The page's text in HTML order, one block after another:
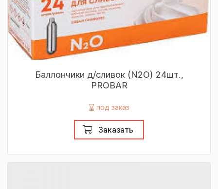
Баллончики д/сливок (N2O) 24шт.,
PROBAR
под заказ
Заказать